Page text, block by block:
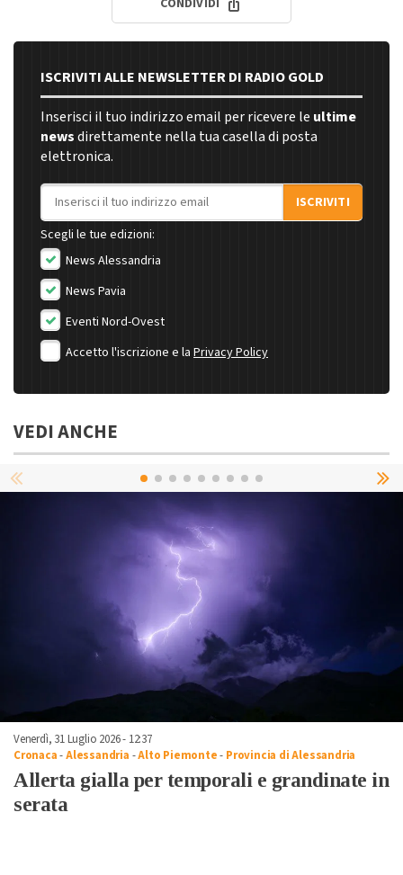
CONDIVIDI
ISCRIVITI ALLE NEWSLETTER DI RADIO GOLD
Inserisci il tuo indirizzo email per ricevere le ultime
newsdirettamente nella tua casella di posta
elettronica.
Indirizzo email
ISCRIVITI
Scegli le tue edizioni:
News Alessandria
News Pavia
Eventi Nord-Ovest
Accetto l'iscrizione e la Privacy Policy
VEDI ANCHE
Venerdì, 31 Luglio 2026 - 12:37
Cronaca-Alessandria -Alto Piemonte- Provincia di Alessandria
Allerta gialla per temporali e grandinate in
serata